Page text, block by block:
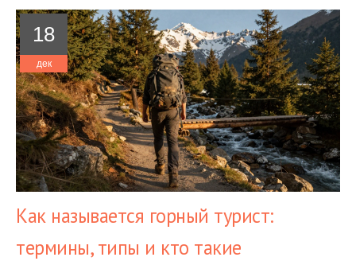
18
дек
Как называется горный турист:
термины, типы и кто такие